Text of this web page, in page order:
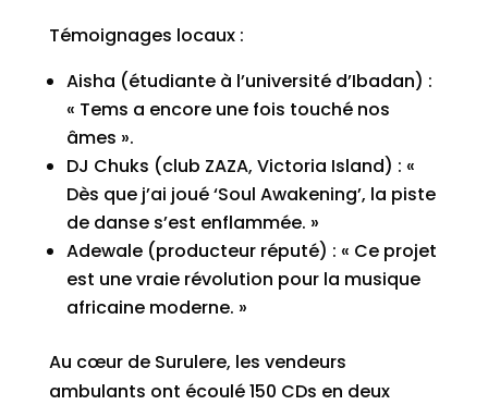
Témoignages locaux :
Aisha (étudiante à l’université d’Ibadan) :
« Tems a encore une fois touché nos
âmes ».
DJ Chuks (club ZAZA, Victoria Island) : «
Dès que j’ai joué ‘Soul Awakening’, la piste
de danse s’est enflammée. »
Adewale (producteur réputé) : « Ce projet
est une vraie révolution pour la musique
africaine moderne. »
Au cœur de Surulere, les vendeurs
ambulants ont écoulé 150 CDs en deux